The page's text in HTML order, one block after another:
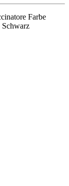
Farbe
Schwarz